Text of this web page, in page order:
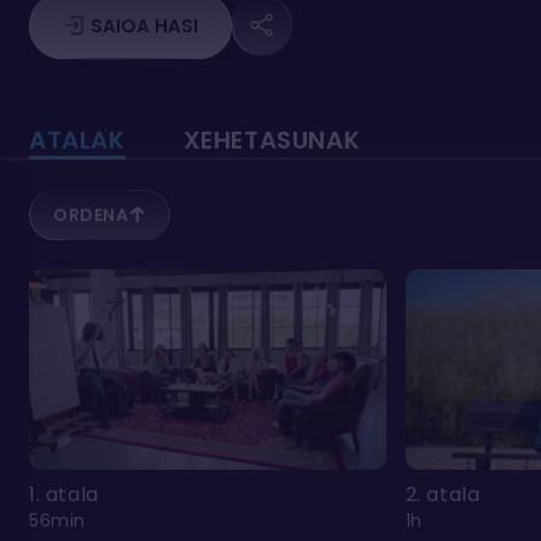
edo femenino izatearen artean
banatzen.
SAIOA HASI
ATALAK XEHETASUNAK
ORDENA
1. atala
56min
2. atala
1h